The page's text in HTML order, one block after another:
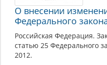
О внесении
Федерального
Российская Федерация.
статью 25 Федерального
2012.